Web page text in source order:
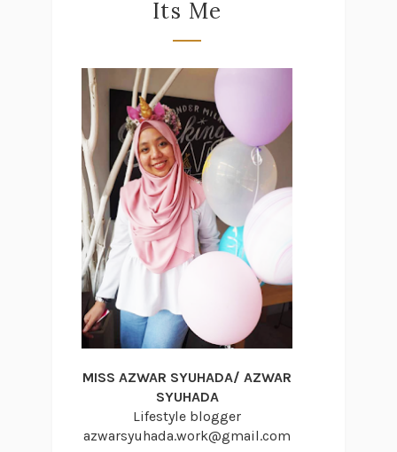
Its Me
MISS AZWAR SYUHADA/ AZWAR
SYUHADA
Lifestyle blogger
azwarsyuhada.work@gmail.com